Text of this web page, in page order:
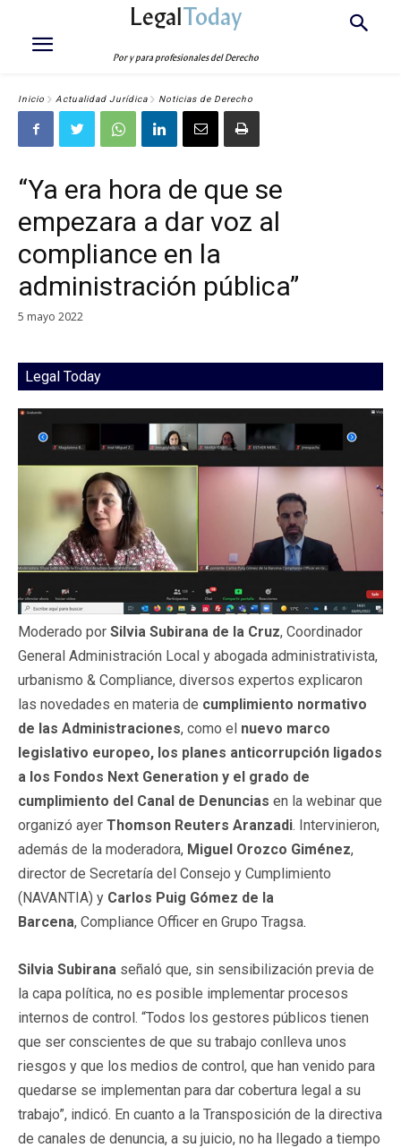
LegalToday
Por y para profesionales del Derecho
Inicio Actualidad Jurídica Noticias de Derecho
“Ya era hora de que se
empezara a dar voz al
compliance en la
administración pública”
5 mayo 2022
Legal Today
Moderado por Silvia Subirana de la Cruz, Coordinador
General Administración Local y abogada administrativista,
urbanismo & Compliance, diversos expertos explicaron
las novedades en materia de cumplimiento normativo
de las Administraciones, como el nuevo marco
legislativo europeo, los planes anticorrupción ligados
a los Fondos Next Generation y el grado de
cumplimiento del Canal de Denuncias en la webinar que
organizó ayer Thomson Reuters Aranzadi. Intervinieron,
además de la moderadora, Miguel Orozco Giménez,
director de Secretaría del Consejo y Cumplimiento
(NAVANTIA) y Carlos Puig Gómez de la
Barcena, Compliance Officer en Grupo Tragsa.
Silvia Subirana señaló que, sin sensibilización previa de
la capa política, no es posible implementar procesos
internos de control. “Todos los gestores públicos tienen
que ser conscientes de que su trabajo conlleva unos
riesgos y que los medios de control, que han venido para
quedarse se implementan para dar cobertura legal a su
trabajo”, indicó. En cuanto a la Transposición de la directiva
de canales de denuncia, a su juicio, no ha llegado a tiempo